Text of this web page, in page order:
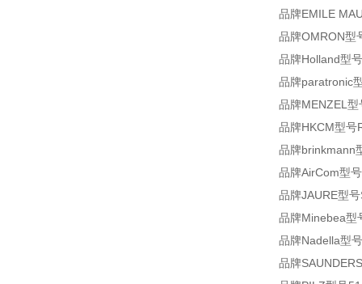
品牌EMILE
品牌OMRON型
品牌Holland型
品牌paratronic
品牌MENZEL型
品牌HKCM型号
品牌brinkmann
品牌AirCom型
品牌JAURE型
品牌Minebea型
品牌Nadella型
品牌